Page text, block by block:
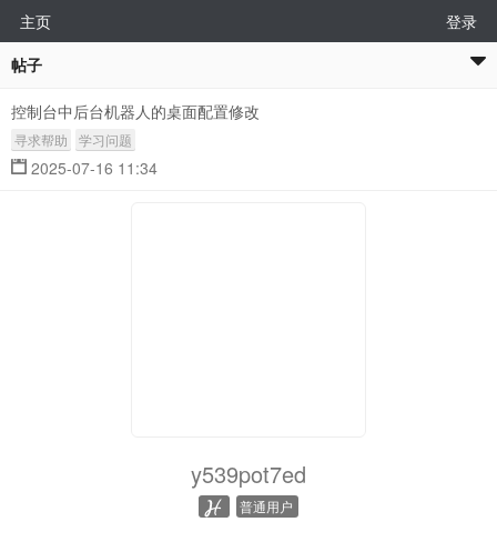
主页
登录
帖子
控制台中后台机器人的桌面配置修改
寻求帮助 学习问题
2025-07-16 11:34
y539pot7ed
普通用户